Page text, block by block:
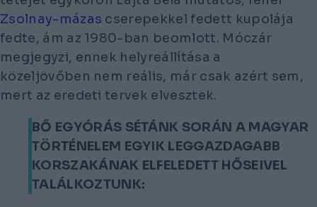
Zsolnay-mázas cserepekkel fedett kupolája
fedte, ám az 1980-ban beomlott. Móczár
megjegyzi, ennek helyreállítása a
közeljövőben nem reális, már csak azért sem,
mert az eredeti tervek elvesztek.
BŐ EGYÓRÁS SÉTÁNK SORÁN A MAGYAR
TÖRTÉNELEM EGYIK LEGGAZDAGABB
KORSZAKÁNAK ELFELEDETT HŐSEIVEL
TALÁLKOZTUNK: